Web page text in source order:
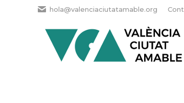
hola@valenciaciutatamable.org